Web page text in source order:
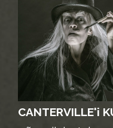
CANTERVILLE'i